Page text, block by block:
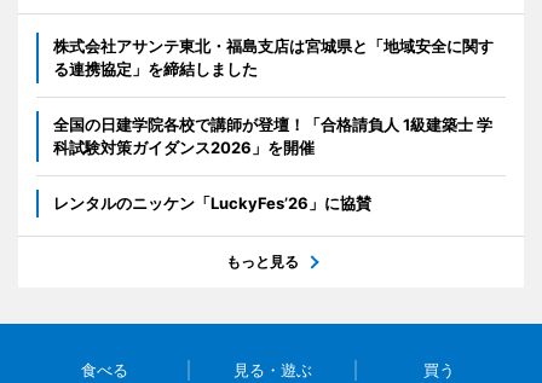
株式会社アサンテ東北・福島支店は宮城県と「地域安全に関す
る連携協定」を締結しました
全国の日建学院各校で講師が登壇！「合格請負人 1級建築士 学
科試験対策ガイダンス2026」を開催
レンタルのニッケン「LuckyFes’26」に協賛
もっと見る
食べる 見る・遊ぶ 買う